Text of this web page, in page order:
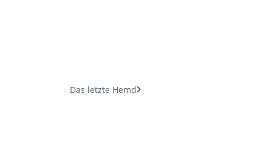
Das letzte Hemd